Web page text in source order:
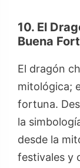
10. El
Buena
El dragón
mitológica;
fortuna.
la
desde la
festivales y